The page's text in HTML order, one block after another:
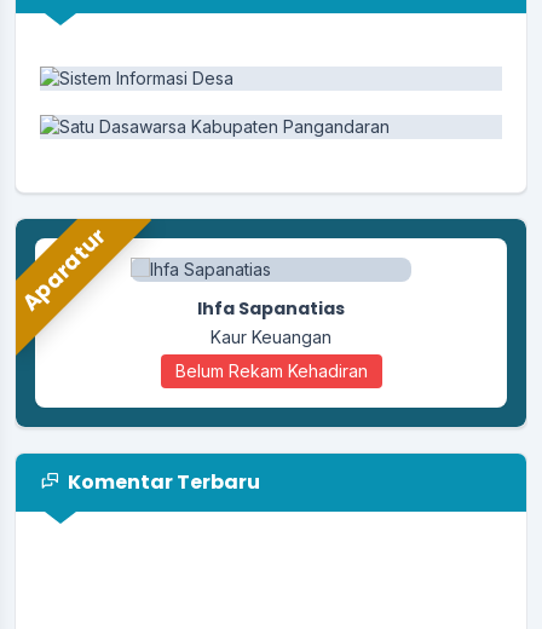
Kegiatan Pola Musim Tanam (MT1) Desa
30 Oktober 2025
Pemerintah Desa Karangpawitan Ikuti
Kegiatan Pangandaranval Nature 13 dalam
ke-13
Pembahasan dan Penetapan Perubahan
Anggaran 2025
13 Oktober 2025
Aparatur Ihfa Sapanatias
Kaur Keuangan
Belum Rekam Kehadiran
Komentar Terbaru